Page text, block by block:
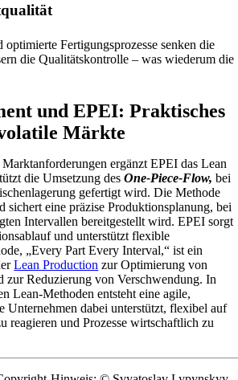
Fertigungsprozesse senken die
die Qualitätskontrolle – was wiederum die
und EPEI: Praktisches
Märkte
ergänzt EPEI das Lean
die Umsetzung desOne-Piece-Flow, bei
gefertigt wird. Die Methode
sichert eine präzise Produktionsplanung, bei
Intervallen bereitgestellt wird. EPEI sorgt
und unterstützt flexible
„Every Part Every Interval,“ ist ein
Lean Production zur Optimierung von
zur Reduzierung von Verschwendung. In
Lean-Methoden entsteht eine agile,
Unternehmen dabei unterstützt, flexibel auf
reagieren und Prozesse wirtschaftlich zu